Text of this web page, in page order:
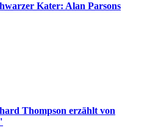
Kater: Alan Parsons
Thompson erzählt von